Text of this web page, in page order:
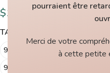
pourraient être
Merci de votre
à cette petite
$19.00
TAILLE DES AIGUILLES
9" / 23 cm - 2 mm 9″ / 23 cm –
9″ / 23 cm – 2.75 mm